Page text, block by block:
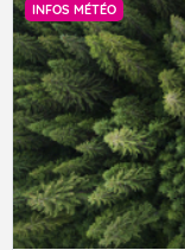
INFOS MÉTÉO